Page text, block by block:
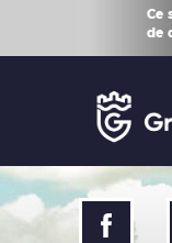
Ce
de